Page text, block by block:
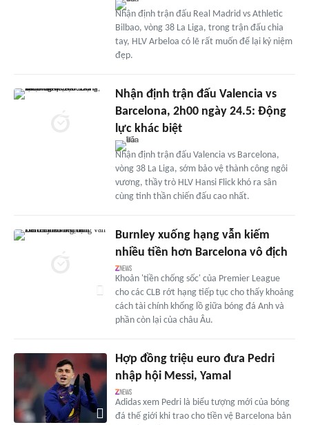
Nhận định trận đấu Real Madrid vs Athletic
Bilbao, vòng 38 La Liga, trong trận đấu chia
tay, HLV Arbeloa có lẽ rất muốn để lại kỷ niệm
đẹp.
Nhận định trận đấu Valencia vs
Barcelona, 2h00 ngày 24.5: Động
lực khác biệt
Nhận định trận đấu Valencia vs Barcelona,
vòng 38 La Liga, sớm bảo vệ thành công ngôi
vương, thầy trò HLV Hansi Flick khó ra sân
cùng tinh thần chiến đấu cao nhất.
Burnley xuống hạng vẫn kiếm
nhiều tiền hơn Barcelona vô địch
Khoản 'tiền chống sốc' của Premier League
cho các CLB rớt hạng tiếp tục cho thấy khoảng
cách tài chính khổng lồ giữa bóng đá Anh và
phần còn lại của châu Âu.
Hợp đồng triệu euro đưa Pedri
nhập hội Messi, Yamal
Adidas xem Pedri là biểu tượng mới của bóng
đá thế giới khi trao cho tiền vệ Barcelona bản